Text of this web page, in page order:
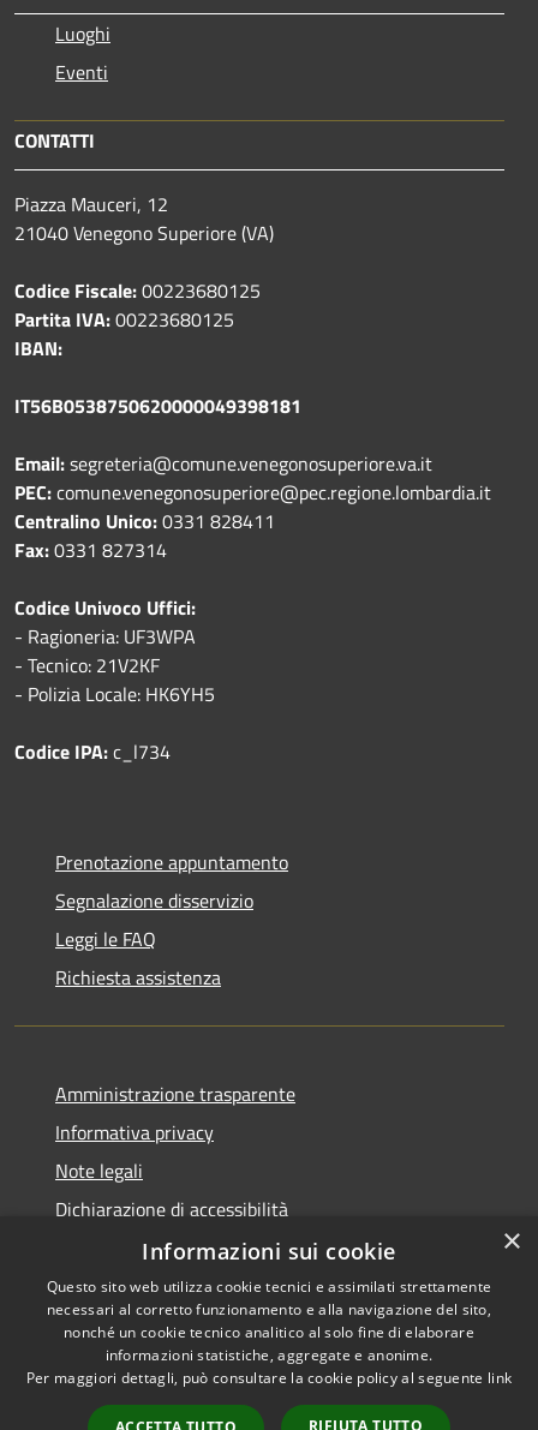
Luoghi
Eventi
CONTATTI
Piazza Mauceri, 12
21040 Venegono Superiore (VA)
Codice Fiscale:00223680125
Partita IVA:00223680125
IBAN:
IT56B0538750620000049398181
Email:segreteria@comune.venegonosuperiore.va.it
PEC:comune.venegonosuperiore@pec.regione.lombardia.it
Centralino Unico:0331 828411
Fax:0331 827314
Codice Univoco Uffici:
- Ragioneria: UF3WPA
- Tecnico: 21V2KF
- Polizia Locale: HK6YH5
Codice IPA:c_l734
Prenotazione appuntamento
Segnalazione disservizio
Leggi le FAQ
Richiesta assistenza
Amministrazione trasparente
Informativa privacy
Note legali
Dichiarazione di accessibilità
Accessibilità
Privacy
Copyright © 2026 • Comune di
Venegono Superiore • Powered
byMunicipium•Accesso
redazione
×
Informazioni sui cookie
Questo sito web utilizza cookie tecnici e assimilati strettamente
necessari al corretto funzionamento e alla navigazione del sito,
nonché un cookie tecnico analitico al solo fine di elaborare
informazioni statistiche, aggregate e anonime.
Per maggiori dettagli, può consultare la cookie policy al seguente link
RIFIUTA TUTTO